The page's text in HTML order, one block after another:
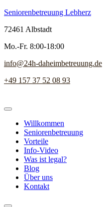
Seniorenbetreuung Lebherz
72461 Albstadt
Mo.-Fr. 8:00-18:00
info@24h-daheimbetreuung.de
+49 157 37 52 08 93
Willkommen
Seniorenbetreuung
Vorteile
Info-Video
Was ist legal?
Blog
Über uns
Kontakt